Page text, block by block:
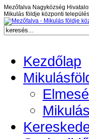
Mezőfalva Nagyközség
Mikulás földje központi
Kezdőlap